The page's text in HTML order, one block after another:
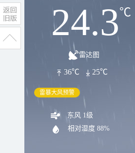
24.3℃
雷达图
36℃ 25℃
雷暴大风预警
东风 1级
相对湿度 88%